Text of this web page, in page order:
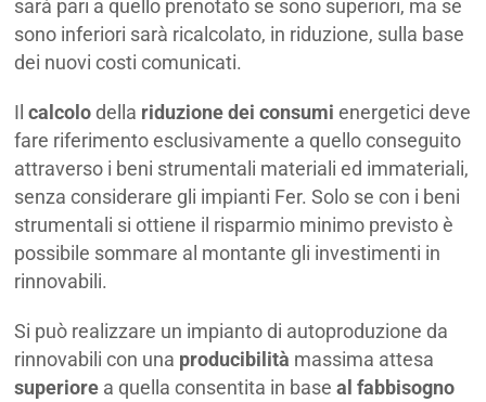
sarà pari a quello prenotato se sono superiori, ma se
sono inferiori sarà ricalcolato, in riduzione, sulla base
dei nuovi costi comunicati.
Ilcalcolo della riduzione dei consumi energetici deve
fare riferimento esclusivamente a quello conseguito
attraverso i beni strumentali materiali ed immateriali,
senza considerare gli impianti Fer. Solo se con i beni
strumentali si ottiene il risparmio minimo previsto è
possibile sommare al montante gli investimenti in
rinnovabili.
Si può realizzare un impianto di autoproduzione da
rinnovabili con una producibilità massima attesa
superiore a quella consentita in baseal fabbisogno